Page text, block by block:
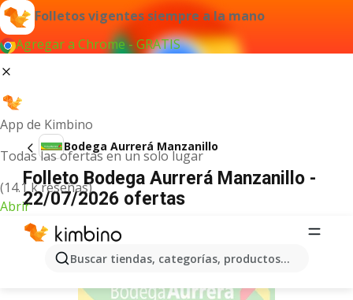
Folletos vigentes siempre a la mano
Agregar a Chrome - GRATIS
App de Kimbino
Todas las ofertas en un solo lugar
(14.1 k reseñas)
Abrir
Buscar tiendas, categorías, productos...
Bodega Aurrerá Manzanillo
Folleto Bodega Aurrerá Manzanillo -
22/07/2026 ofertas